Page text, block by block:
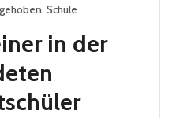
, Schule
in der